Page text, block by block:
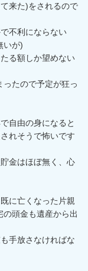
来た)をされるので
不利にならない
いが)
る額しか望めない
たので予定が狂っ
自由の身になると
れそうで怖いです
金はほぼ無く、心
に亡くなった片親
頭金も遺産から出
手放さなければな